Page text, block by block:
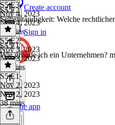
Create account
Sign in
Get the app
S5 E3·
Nov 4, 2023
Nov 4, 2023
32 mins
S5 E2
Selbstständigkeit: Welche
S5 E2·
Nov 3, 2023
Nov 3, 2023
29 mins
S5 E1
Wie gründe ich ein Unternehmen?
S5 E1 ·
Nov 2, 2023
Nov 2, 2023
38 mins